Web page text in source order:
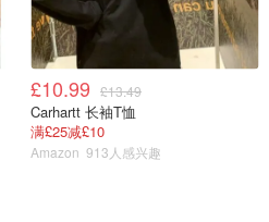
£10.99 £13.49
Carhartt 长袖T恤
满£25减£10
Amazon 913人感兴趣